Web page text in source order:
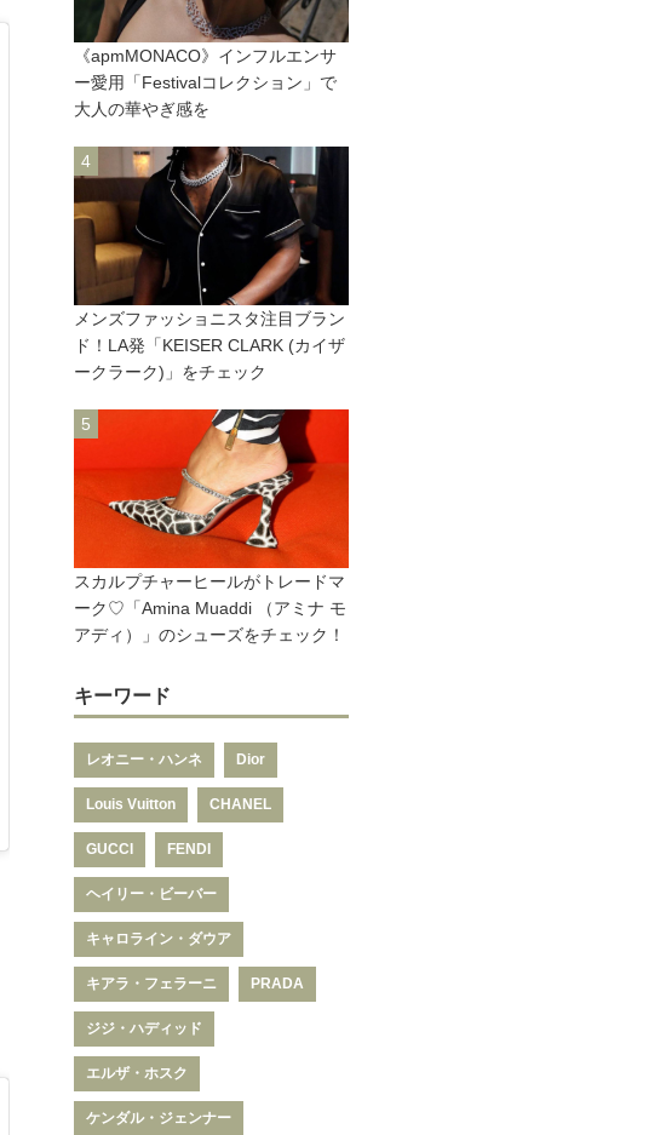
《apmMONACO》インフルエンサ
ー愛用「Festivalコレクション」で
大人の華やぎ感を
メンズファッショニスタ注目ブラン
ド！LA発「KEISER CLARK (カイザ
ークラーク)」をチェック
スカルプチャーヒールがトレードマ
ーク♡「Amina Muaddi （アミナ モ
アディ）」のシューズをチェック！
キーワード
レオニー・ハンネ Dior
Louis Vuitton CHANEL
GUCCI FENDI
ヘイリー・ビーバー
キャロライン・ダウア
キアラ・フェラーニ PRADA
ジジ・ハディッド
エルザ・ホスク
ケンダル・ジェンナー